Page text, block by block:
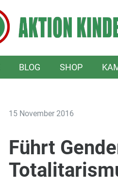
BLOG SHOP
15 November 2016
Führt